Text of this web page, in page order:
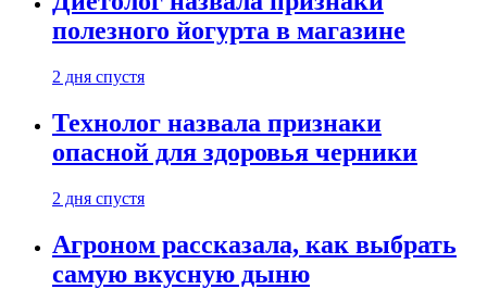
полезного йогурта в магазине
2 дня спустя
Технолог назвала признаки
опасной для здоровья черники
2 дня спустя
Агроном рассказала, как выбрать
самую вкусную дыню